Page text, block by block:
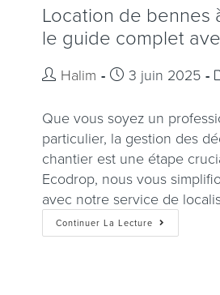
Location de bennes
le guide complet
Halim 3 juin 2025
Que vous soyez un
particulier, la gestion des
chantier est une étape
Ecodrop, nous vous
avec notre service de
Continuer La Lecture